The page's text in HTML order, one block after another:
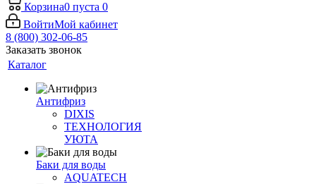
Корзина0 пуста 0
ВойтиМой кабинет
8 (800) 302-06-85
Заказать звонок
Каталог
Антифриз
DIXIS
ТЕХНОЛОГИЯ
УЮТА
Баки для воды
AQUATECH